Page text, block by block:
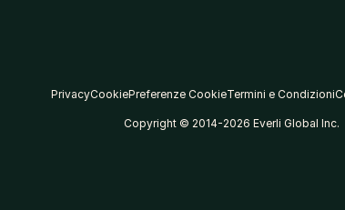
PrivacyCookiePreferenze CookieTermini e Condizioni
Copyright © 2014-2026 Everli Global Inc.